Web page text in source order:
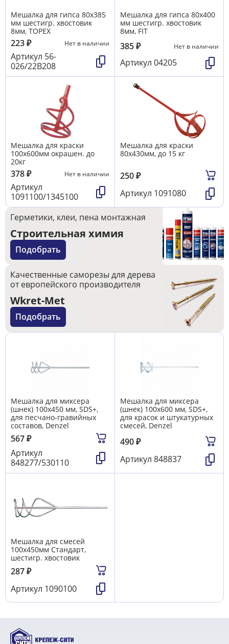
Мешалка для гипса 80х385
мм шестигр. хвостовик
8мм, TOPEX
223₽ Нет в наличии
Артикул 56-
026/22B208
Мешалка для гипса 80х400
мм шестигр. хвостовик
8мм, FIT
385₽ Нет в наличии
Артикул 04205
Мешалка для краски
100х600мм окрашен. до
20кг
378₽ Нет в наличии
Артикул
1091100/1345100
Мешалка для краски
80х430мм, до 15 кг
250₽
Артикул 1091080
Герметики, клеи, пена монтажная
Строительная химия
Подобрать
Качественные саморезы для дерева
от европейского производителя
Wkret-Met
Подобрать
Мешалка для миксера
(шнек) 100х450 мм, SDS+,
для песчано-гравийных
составов, Denzel
567₽
Артикул
848277/530110
Мешалка для миксера
(шнек) 100х600 мм, SDS+,
для красок и штукатурных
смесей, Denzel
490₽
Артикул 848837
Мешалка для смесей
100х450мм Стандарт,
шестигр. хвостовик
287₽
Артикул 1090100